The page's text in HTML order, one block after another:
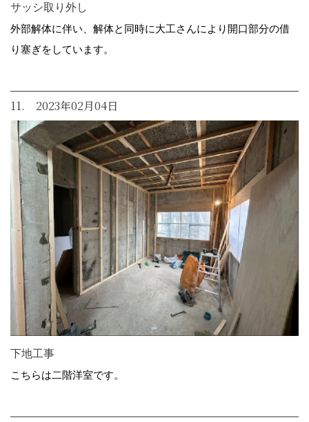
サッシ取り外し
外部解体に伴い、解体と同時に大工さんにより開口部分の借
り塞ぎをしています。
11. 2023年02月04日
下地工事
こちらは二階洋室です。